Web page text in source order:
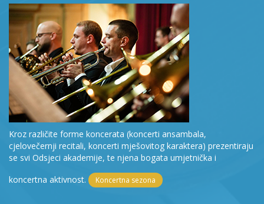
Kroz različite forme koncerata (koncerti ansambala,
cjelovečernji recitali, koncerti mješovitog karaktera) prezentiraju
se svi Odsjeci akademije, te njena bogata umjetnička i
koncertna aktivnost.
Koncertna sezona